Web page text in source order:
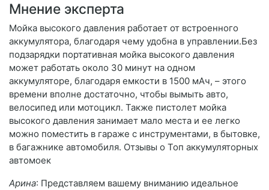
Мнение эксперта
Мойка высокого давления работает от встроенного
аккумулятора, благодаря чему удобна в управлении.Без
подзарядки портативная мойка высокого давления
может работать около 30 минут на одном
аккумуляторе, благодаря емкости в 1500 мАч, – этого
времени вполне достаточно, чтобы вымыть авто,
велосипед или мотоцикл. Также пистолет мойка
высокого давления занимает мало места и ее легко
можно поместить в гараже с инструментами, в бытовке,
в багажнике автомобиля. Отзывы о Топ аккумуляторных
автомоек
Арина: Представляем вашему вниманию идеальное